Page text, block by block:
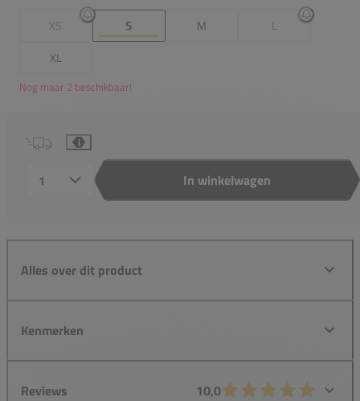
XS S M
L
XL
Nog maar 2 beschikbaar!
i
In winkelwagen
Alles over dit product
Kenmerken
Reviews 10,0